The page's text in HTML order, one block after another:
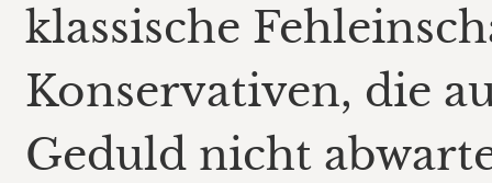
klassische
Konservativen, die
Geduld nicht